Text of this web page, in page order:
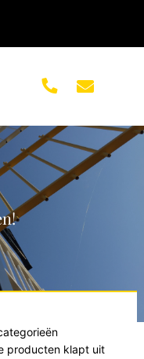
producten klapt uit